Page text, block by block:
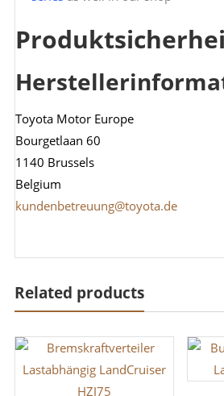
Toyota Motor Europe
Bourgetlaan 60
1140 Brussels
Belgium
kundenbetreuung@toyota.de
Related products